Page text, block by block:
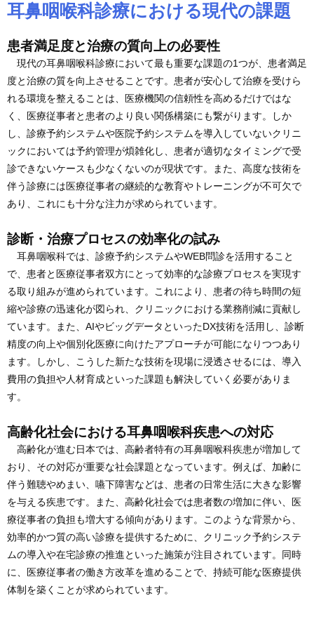
耳鼻咽喉科診療における現代の課題
患者満足度と治療の質向上の必要性
現代の耳鼻咽喉科診療において最も重要な課題の1つが、患者満足
度と治療の質を向上させることです。患者が安心して治療を受けら
れる環境を整えることは、医療機関の信頼性を高めるだけではな
く、医療従事者と患者のより良い関係構築にも繋がります。しか
し、診療予約システムや医院予約システムを導入していないクリニ
ックにおいては予約管理が煩雑化し、患者が適切なタイミングで受
診できないケースも少なくないのが現状です。また、高度な技術を
伴う診療には医療従事者の継続的な教育やトレーニングが不可欠で
あり、これにも十分な注力が求められています。
診断・治療プロセスの効率化の試み
耳鼻咽喉科では、診療予約システムやWEB問診を活用すること
で、患者と医療従事者双方にとって効率的な診療プロセスを実現す
る取り組みが進められています。これにより、患者の待ち時間の短
縮や診療の迅速化が図られ、クリニックにおける業務削減に貢献し
ています。また、AIやビッグデータといったDX技術を活用し、診断
精度の向上や個別化医療に向けたアプローチが可能になりつつあり
ます。しかし、こうした新たな技術を現場に浸透させるには、導入
費用の負担や人材育成といった課題も解決していく必要がありま
す。
高齢化社会における耳鼻咽喉科疾患への対応
高齢化が進む日本では、高齢者特有の耳鼻咽喉科疾患が増加して
おり、その対応が重要な社会課題となっています。例えば、加齢に
伴う難聴やめまい、嚥下障害などは、患者の日常生活に大きな影響
を与える疾患です。また、高齢化社会では患者数の増加に伴い、医
療従事者の負担も増大する傾向があります。このような背景から、
効率的かつ質の高い診療を提供するために、クリニック予約システ
ムの導入や在宅診療の推進といった施策が注目されています。同時
に、医療従事者の働き方改革を進めることで、持続可能な医療提供
体制を築くことが求められています。